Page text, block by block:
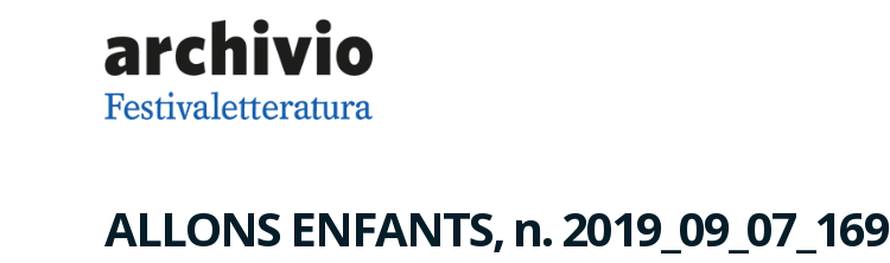
ALLONS ENFANTS, n. 2019_09_07_169